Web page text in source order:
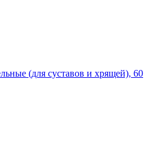
(для суставов и хрящей), 60